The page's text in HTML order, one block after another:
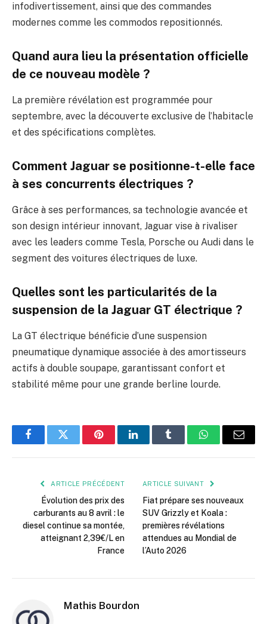
infodivertissement, ainsi que des commandes
modernes comme les commodos repositionnés.
Quand aura lieu la présentation officielle
de ce nouveau modèle ?
La première révélation est programmée pour
septembre, avec la découverte exclusive de l’habitacle
et des spécifications complètes.
Comment Jaguar se positionne-t-elle face
à ses concurrents électriques ?
Grâce à ses performances, sa technologie avancée et
son design intérieur innovant, Jaguar vise à rivaliser
avec les leaders comme Tesla, Porsche ou Audi dans le
segment des voitures électriques de luxe.
Quelles sont les particularités de la
suspension de la Jaguar GT électrique ?
La GT électrique bénéficie d’une suspension
pneumatique dynamique associée à des amortisseurs
actifs à double soupape, garantissant confort et
stabilité même pour une grande berline lourde.
FacebookTwitter PinterestLinkedInTumblr WhatsApp
E-
ARTICLE PRÉCÉDENT
Évolution des prix des
carburants au 8 avril : le
diesel continue sa montée,
atteignant 2,39€/L en
France
ARTICLE SUIVANT
Fiat prépare ses nouveaux
SUV Grizzly et Koala :
premières révélations
attendues au Mondial de
l’Auto 2026
Mathis Bourdon